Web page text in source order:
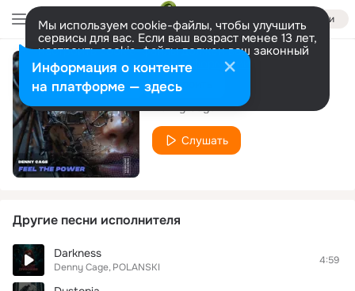
Войти
Мы используем cookie-файлы, чтобы улучшить
сервисы для вас. Если ваш возраст менее 13 лет,
настроить cookie-файлы должен ваш законный
представитель. Больше информации
Разрешить все Настроить
Feel The Power
Denny Cage
Слушать
Другие песни исполнителя
Darkness
Denny Cage POLANSKI
4:59
Информация о контенте
на платформе — здесь